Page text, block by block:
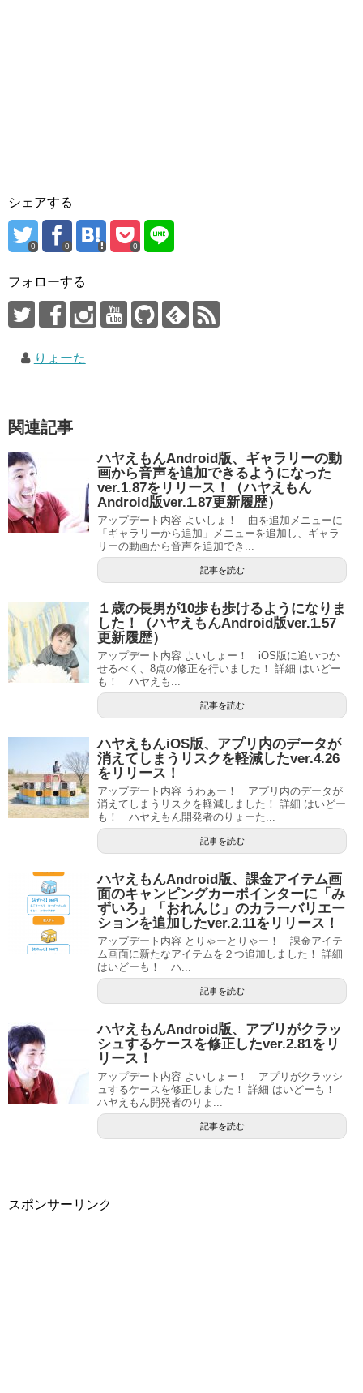
シェアする
0 0 0
フォローする
りょーた
関連記事
ハヤえもんAndroid版、ギャラリーの動
画から音声を追加できるようになった
ver.1.87をリリース！（ハヤえもん
Android版ver.1.87更新履歴）
アップデート内容 よいしょ！ 曲を追加メニューに
「ギャラリーから追加」メニューを追加し、ギャラ
リーの動画から音声を追加でき...
記事を読む
１歳の長男が10歩も歩けるようになりま
した！（ハヤえもんAndroid版ver.1.57
更新履歴）
アップデート内容 よいしょー！ iOS版に追いつか
せるべく、8点の修正を行いました！ 詳細 はいどー
も！ ハヤえも...
記事を読む
ハヤえもんiOS版、アプリ内のデータが
消えてしまうリスクを軽減したver.4.26
をリリース！
アップデート内容 うわぁー！ アプリ内のデータが
消えてしまうリスクを軽減しました！ 詳細 はいどー
も！ ハヤえもん開発者のりょーた...
記事を読む
ハヤえもんAndroid版、課金アイテム画
面のキャンピングカーポインターに「み
ずいろ」「おれんじ」のカラーバリエー
ションを追加したver.2.11をリリース！
アップデート内容 とりゃーとりゃー！ 課金アイテ
ム画面に新たなアイテムを２つ追加しました！ 詳細
はいどーも！ ハ...
記事を読む
ハヤえもんAndroid版、アプリがクラッ
シュするケースを修正したver.2.81をリ
リース！
アップデート内容 よいしょー！ アプリがクラッシ
ュするケースを修正しました！ 詳細 はいどーも！
ハヤえもん開発者のりょ...
記事を読む
スポンサーリンク